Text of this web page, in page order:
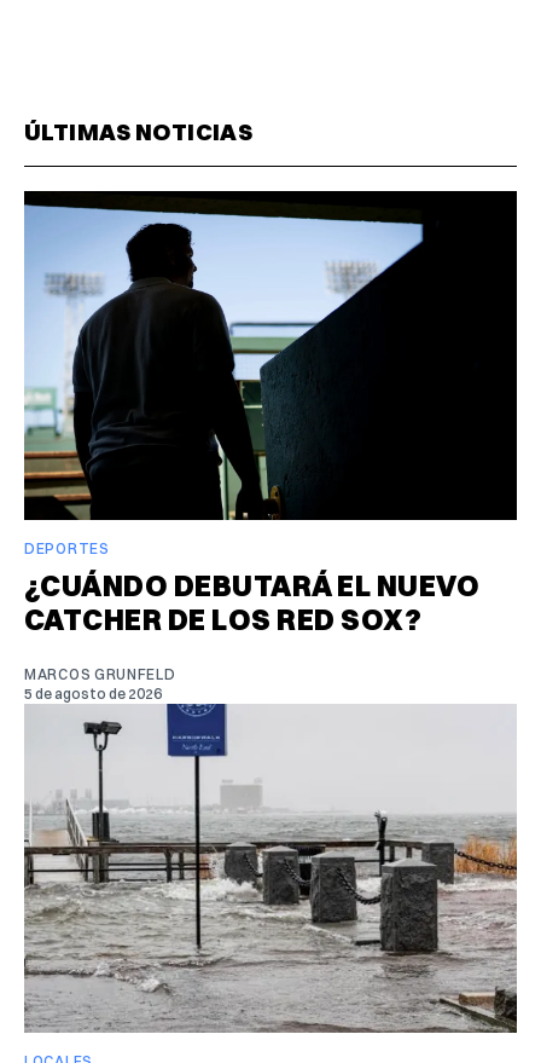
ÚLTIMAS NOTICIAS
DEPORTES
¿CUÁNDO DEBUTARÁ EL NUEVO
CATCHER DE LOS RED SOX?
MARCOS GRUNFELD
5 de agosto de 2026